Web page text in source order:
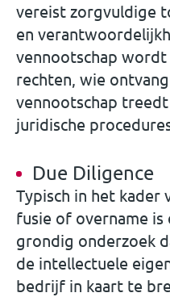
vereist zorgvuldige
en
vennootschap wordt
rechten, wie
vennootschap
juridische
Due Diligence
Typisch in het kader
fusie of overname is
grondig onderzoek
de intellectuele
bedrijf in kaart te